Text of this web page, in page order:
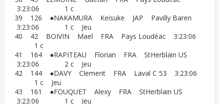
3:23:06 1 c
39 126 ●NAKAMURA Keisuke JAP Pavilly Baren
3:23:06 1 c Jeu
40 42 BOIVIN Mael FRA Pays Loudéac 3:23:06
1 c
41 164 ●RAPITEAU Florian FRA StHerblain US
3:23:06 2 c Jeu
42 144 ●DAVY Clement FRA Laval C 53 3:23:06
1 c Jeu
43 161 ●FOUQUET Alexy FRA StHerblain US
3:23:06 1 c Jeu